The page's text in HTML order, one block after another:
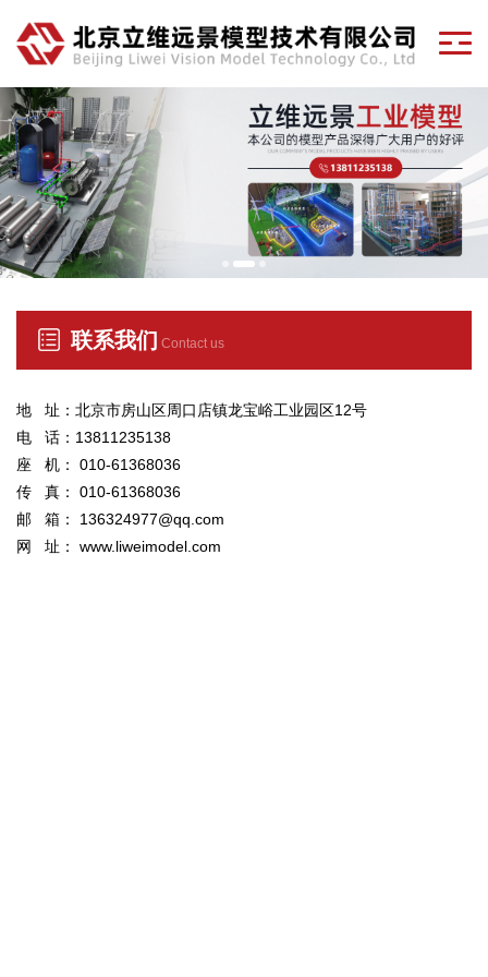
联系我们 Contact us
地 址：北京市房山区周口店镇龙宝峪工业园区12号
电 话：13811235138
座 机： 010-61368036
传 真： 010-61368036
邮 箱： 136324977@qq.com
网 址： www.liweimodel.com